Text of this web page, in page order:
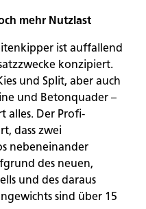
mehr Nutzlast
ist auffallend
konzipiert.
und Split, aber auch
und Betonquader –
alles. Der Profi-
dass zwei
nebeneinander
des neuen,
und des daraus
sind über 15